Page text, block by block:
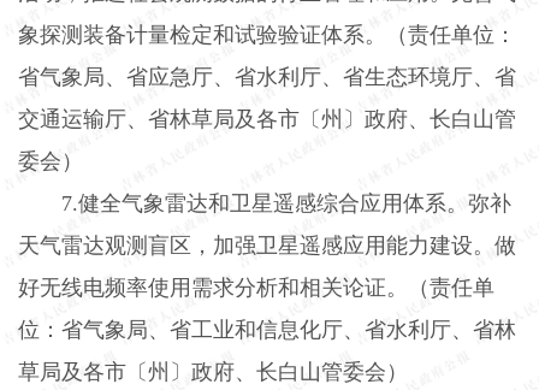
象探测装备计量检定和试验验证体系。（责任单位：
省气象局、省应急厅、省水利厅、省生态环境厅、省
交通运输厅、省林草局及各市〔州〕政府、长白山管
委会）
7.健全气象雷达和卫星遥感综合应用体系。弥补
天气雷达观测盲区，加强卫星遥感应用能力建设。做
好无线电频率使用需求分析和相关论证。（责任单
位：省气象局、省工业和信息化厅、省水利厅、省林
草局及各市〔州〕政府、长白山管委会）